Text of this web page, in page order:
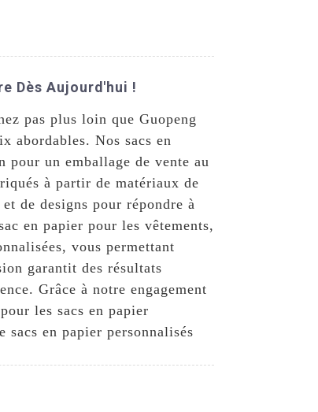
Dès Aujourd'hui !
pas plus loin que Guopeng
abordables. Nos sacs en
pour un emballage de vente au
à partir de matériaux de
de designs pour répondre à
en papier pour les vêtements,
vous permettant
garantit des résultats
Grâce à notre engagement
les sacs en papier
en papier personnalisés